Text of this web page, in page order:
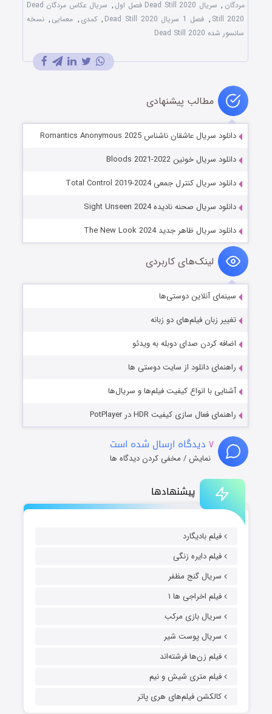
پیشنهادها
فیلم بادیگارد
فیلم دایره زنگی
سریال گنج مظفر
فیلم اخراجی ها ۱
سریال بازی مرکب
سریال پوست شیر
فیلم زن‌ها فرشته‌اند
فیلم متری شیش و نیم
کالکشن فیلم‌های هری پاتر
مردگان , سریال Dead Still 2020 فصل اول ,
سریال عکاس مردگان Dead
Still 2020
, فصل 1 سریال Dead Still 2020 , کمدی , معمایی , نسخه
سانسور شده Dead Still 2020
مطالب پیشنهادی
دانلود سریال عاشقان ناشناس Romantics Anonymous 2025
دانلود سریال خونین Bloods 2021-2022
دانلود سریال کنترل جمعی Total Control 2019-2024
دانلود سریال صحنه نادیده Sight Unseen 2024
دانلود سریال ظاهر جدید The New Look 2024
لینک‌های کاربردی
سینمای آنلاین دوستی‌ها
تغییر زبان فیلم‌های دو زبانه
اضافه کردن صدای دوبله به ویدئو
راهنمای دانلود از سایت دوستی ها
آشنایی با انواع کیفیت فیلم‌ها و سریال‌ها
راهنمای فعال سازی کیفیت HDR در PotPlayer
۷ دیدگاه ارسال شده است
نمایش / مخفی کردن دیدگاه ها